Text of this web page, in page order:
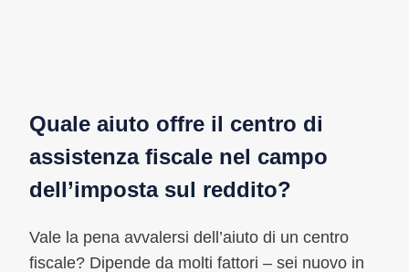
Quale aiuto offre il centro di
assistenza fiscale nel campo
dell’imposta sul reddito?
Vale la pena avvalersi dell’aiuto di un centro
fiscale? Dipende da molti fattori – sei nuovo in